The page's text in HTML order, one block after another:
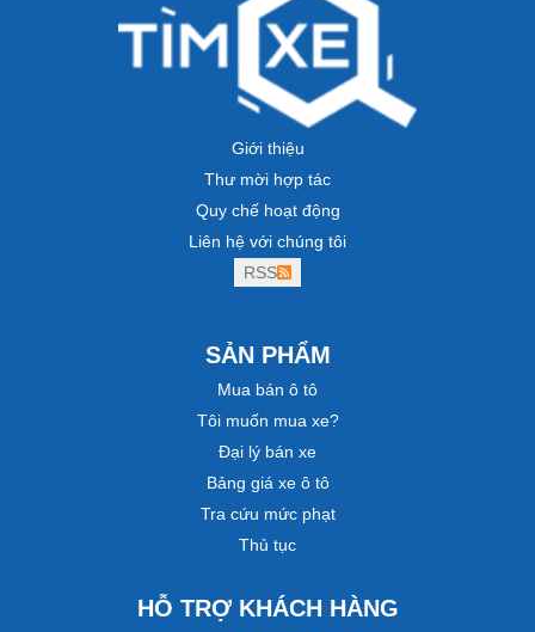
Giới thiệu
Thư mời hợp tác
Quy chế hoạt động
Liên hệ với chúng tôi
RSS
SẢN PHẨM
Mua bán ô tô
Tôi muốn mua xe?
Đại lý bán xe
Bảng giá xe ô tô
Tra cứu mức phạt
Thủ tục
HỖ TRỢ KHÁCH HÀNG